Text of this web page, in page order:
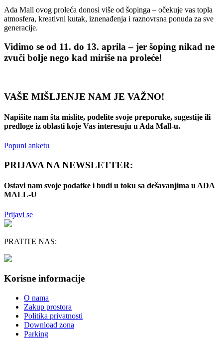
Ada Mall ovog proleća donosi više od šopinga – očekuje vas topla
atmosfera, kreativni kutak, iznenađenja i raznovrsna ponuda za sve
generacije.
Vidimo se od 11. do 13. aprila – jer šoping nikad ne
zvuči bolje nego kad miriše na proleće!
VAŠE MIŠLJENJE NAM JE VAŽNO!
Napišite nam šta mislite, podelite svoje preporuke, sugestije ili
predloge iz oblasti koje Vas interesuju u Ada Mall-u.
Popuni anketu
PRIJAVA NA NEWSLETTER:
Ostavi nam svoje podatke i budi u toku sa dešavanjima u ADA
MALL-U
Prijavi se
PRATITE NAS:
Korisne informacije
O nama
Zakup prostora
Politika privatnosti
Download zona
Parking